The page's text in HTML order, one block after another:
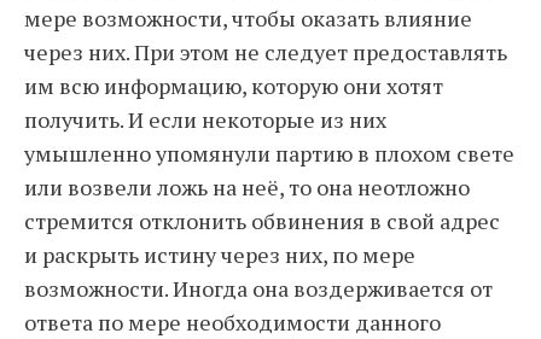
мере возможности, чтобы оказать влияние
через них. При этом не следует предоставлять
им всю информацию, которую они хотят
получить. И если некоторые из них
умышленно упомянули партию в плохом свете
или возвели ложь на неё, то она неотложно
стремится отклонить обвинения в свой адрес
и раскрыть истину через них, по мере
возможности. Иногда она воздерживается от
ответа по мере необходимости данного